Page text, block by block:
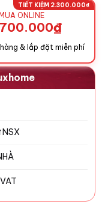
TIẾT KIỆM 2.300.000₫
ONLINE
₫
& lắp đặt miễn phí